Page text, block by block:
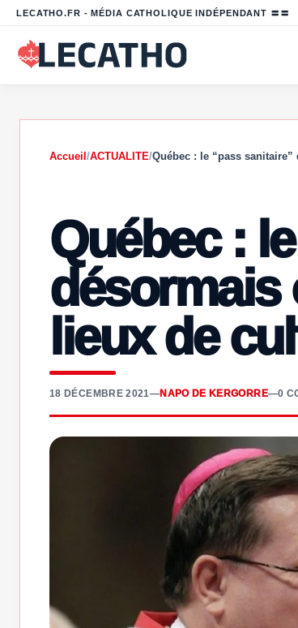
LECATHO.FR - MÉDIA CATHOLIQUE INDÉPENDANT 〓〓
Accueil /ACTUALITE/Québec : le “pass
Québec :
désormais
lieux de
18 DÉCEMBRE 2021—NAPO DE KERGORRE—0